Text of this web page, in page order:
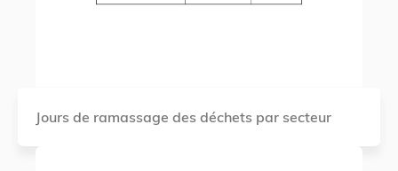
Jours de ramassage des déchets par secteur